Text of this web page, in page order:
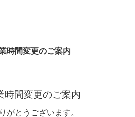
時間変更のご案内
間変更のご案内
がとうございます。